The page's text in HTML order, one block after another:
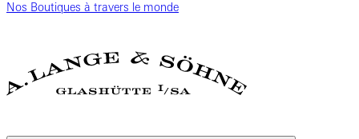
Nos Boutiques à travers le monde